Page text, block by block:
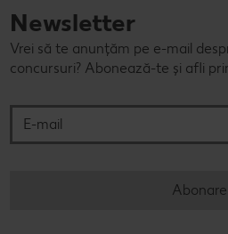
Newsletter
Vrei să te anunțăm pe e-mail
concursuri? Abonează-te și afli
Abonare